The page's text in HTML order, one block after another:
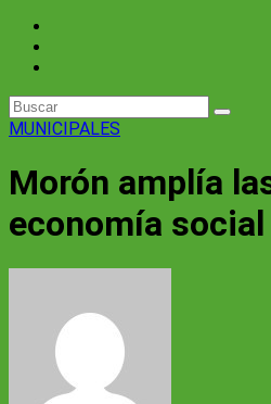
MUNICIPALES
Morón amplía
economía social